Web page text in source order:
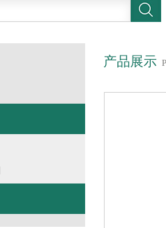
产品展示